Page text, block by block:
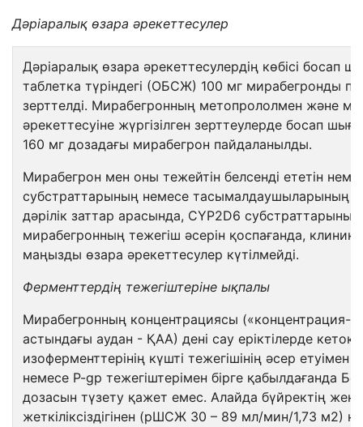
Дәріаралық өзара әрекеттесулер
Дәріаралық өзара әрекеттесулердің көбісі босап
таблетка түріндегі (ОБСЖ) 100 мг мирабегронды
зерттелді. Мирабегронның метопрололмен және
әрекеттесуіне жүргізілген зерттеулерде босап
160 мг дозадағы мирабегрон пайдаланылды.
Мирабегрон мен оны тежейтін белсенді ететін
субстраттарының немесе тасымалдаушыларының
дәрілік заттар арасында, CYP2D6
мирабегронның тежегіш әсерін қоспағанда,
маңызды өзара әрекеттесулер күтілмейді.
Ферменттердің тежегіштеріне ықпалы
Мирабегронның концентрациясы («концентрация-
астындағы аудан - ҚАА) дені сау еріктілерде
изоферменттерінің күшті тежегішінің әсер етуімен
немесе P-gp тежегіштерімен бірге қабылдағанда
дозасын түзету қажет емес. Алайда бүйректің
жеткіліксіздігінен (рШСЖ 30 – 89 мл/мин/1,73 м2)